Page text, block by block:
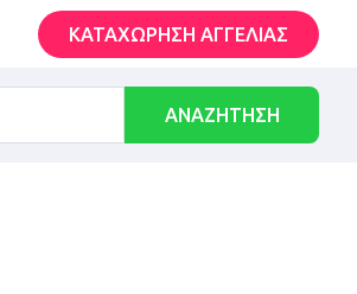
ΚΑΤΑΧΩΡΗΣΗ ΑΓΓΕΛΙΑΣ
ΑΝΑΖΗΤΗΣΗ